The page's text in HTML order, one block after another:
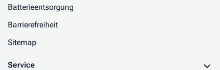
Batterieentsorgung
Barrierefreiheit
Sitemap
Service